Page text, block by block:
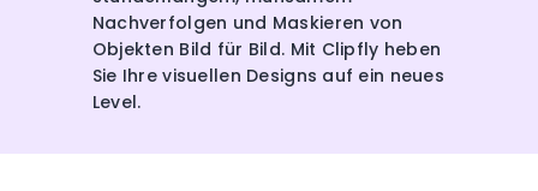
Nachverfolgen und Maskieren von
Objekten Bild für Bild. Mit Clipfly heben
Sie Ihre visuellen Designs auf ein neues
Level.